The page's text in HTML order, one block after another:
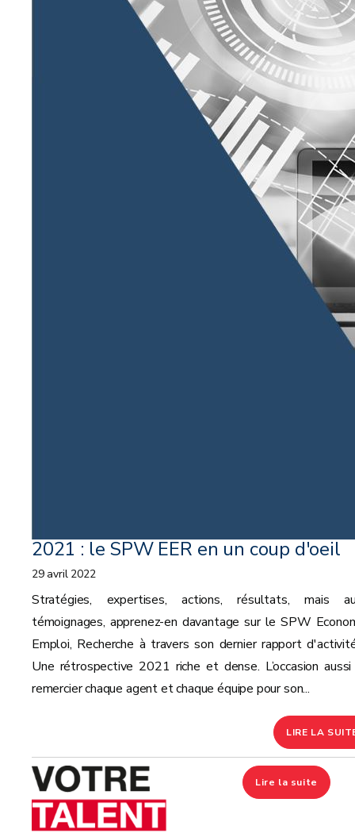
2021 : le SPW EER en un coup d'oeil
29 avril 2022
Stratégies, expertises, actions, résultats, mais
témoignages, apprenez-en davantage sur le SPW
Emploi, Recherche à travers son dernier rapport
Une rétrospective 2021 riche et dense. L’occasion
remercier chaque agent et chaque équipe pour son...
LIRE LA
Lire la suite